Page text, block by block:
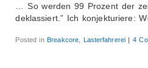
… So werden 99 Prozent der
deklassiert.” Ich konjekturiere:
Posted inBreakcore Lasterfahrerei | 4